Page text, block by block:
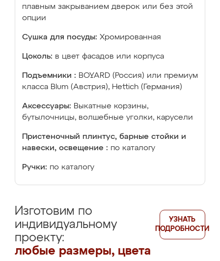
плавным закрыванием дверок или без этой
опции
Сушка для посуды: Хромированная
Цоколь: в цвет фасадов или корпуса
Подъемники : BOYARD (Россия) или премиум
класса Blum (Австрия), Hettich (Германия)
Аксессуары: Выкатные корзины,
бутылочницы, волшебные уголки, карусели
Пристеночный плинтус, барные стойки и
навески, освещение : по каталогу
Ручки: по каталогу
Изготовим по
индивидуальному
проекту:
любые размеры, цвета
УЗНАТЬ
ПОДРОБНОСТИ